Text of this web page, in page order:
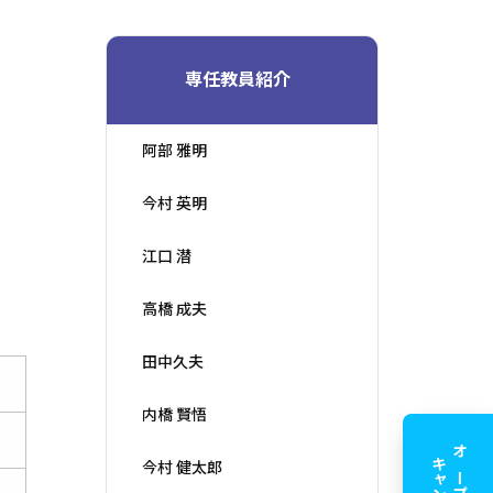
専任教員紹介
阿部 雅明
今村 英明
江口 潜
高橋 成夫
田中久夫
内橋 賢悟
今村 健太郎